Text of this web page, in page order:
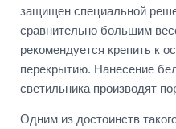
защищен специальной
сравнительно большим
рекомендуется крепить к
перекрытию. Нанесение
светильника производят
Одним из достоинств